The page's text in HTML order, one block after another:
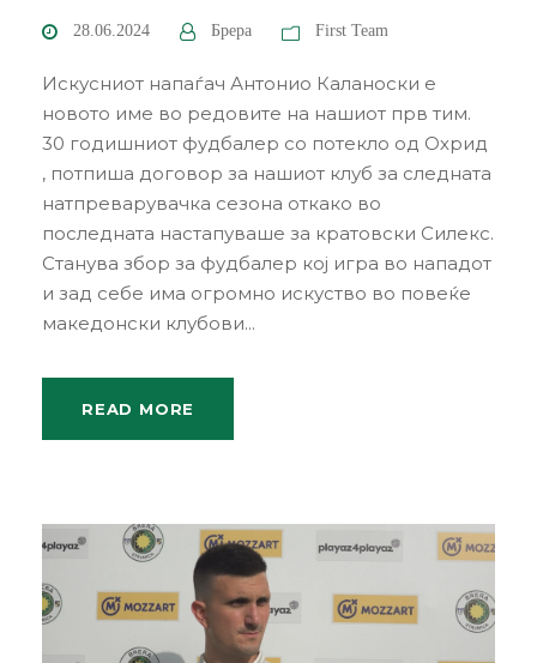
28.06.2024 Брера First Team
Искусниот напаѓач Антонио Каланоски e
новото име во редовите на нашиот прв тим.
30 годишниот фудбалер со потекло од Охрид
, потпиша договор за нашиот клуб за следната
натпреварувачка сезона откако во
последната настапуваше за кратовски Силекс.
Станува збор за фудбалер кој игра во нападот
и зад себе има огромно искуство во повеќе
македонски клубови...
READ MORE